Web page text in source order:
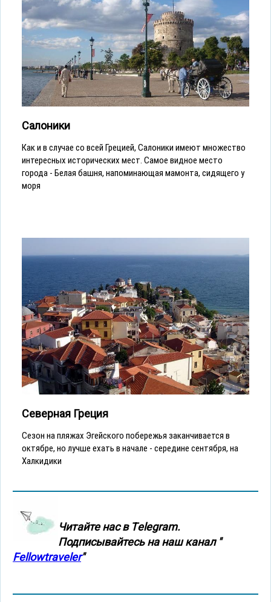
Салоники
Как и в случае со всей Грецией, Салоники имеют множество
интересных исторических мест. Самое видное место
города - Белая башня, напоминающая мамонта, сидящего у
моря
Северная Греция
Сезон на пляжах Эгейского побережья заканчивается в
октябре, но лучше ехать в начале - середине сентября, на
Халкидики
Читайте нас в Тelegram.
Подписывайтесь на наш канал "
Fellowtraveler"